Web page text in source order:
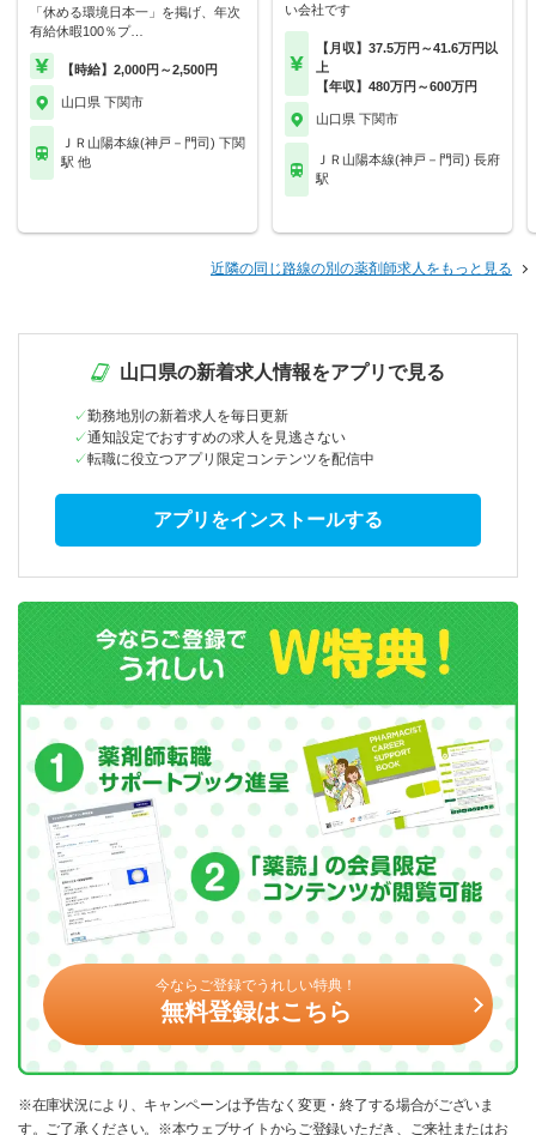
「休める環境日本一」を掲げ、年次
有給休暇100％プ…
【時給】2,000円～2,500円
山口県 下関市
ＪＲ山陽本線(神戸－門司) 下関
駅 他
い会社です
【月収】37.5万円～41.6万円以
上
【年収】480万円～600万円
山口県 下関市
ＪＲ山陽本線(神戸－門司) 長府
駅
近隣の同じ路線の別の薬剤師求人をもっと見る
山口県の新着求人情報をアプリで見る
勤務地別の新着求人を毎日更新
通知設定でおすすめの求人を見逃さない
転職に役立つアプリ限定コンテンツを配信中
アプリをインストールする
今ならご登録でうれしい特典！
無料登録はこちら
※在庫状況により、キャンペーンは予告なく変更・終了する場合がございま
す。ご了承ください。※本ウェブサイトからご登録いただき、ご来社またはお